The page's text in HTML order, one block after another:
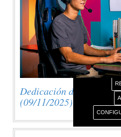
Dedicación de la
(09/11/2025)
Este portal web
con finalidad
carácter
conocimiento.
Sin embargo,
terceros con
portal web que
cuando acceda
Más